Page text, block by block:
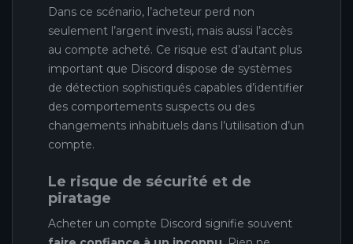
Dans ce scénario, l’acheteur perd non
seulement l’argent investi, mais aussi l’accès
au compte acheté. Ce risque est d’autant plus
important que Discord dispose de systèmes
de détection sophistiqués capables d’identifier
des comportements suspects ou des
changements inhabituels dans l’utilisation d’un
compte.
Le risque de sécurité et de
piratage
Acheter un compte Discord signifie souvent